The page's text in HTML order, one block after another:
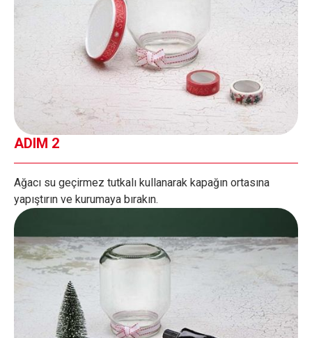
ADIM 2
Ağacı su geçirmez tutkalı kullanarak kapağın ortasına
yapıştırın ve kurumaya bırakın.